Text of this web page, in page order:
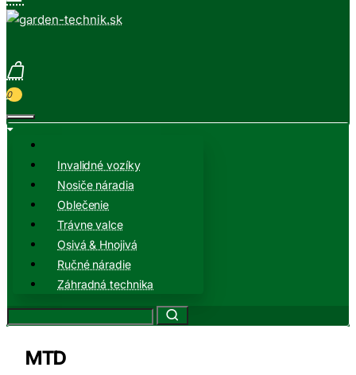
0
Invalidné vozíky
Nosiče náradia
Oblečenie
Trávne valce
Osivá & Hnojivá
Ručné náradie
Záhradná technika
MTD